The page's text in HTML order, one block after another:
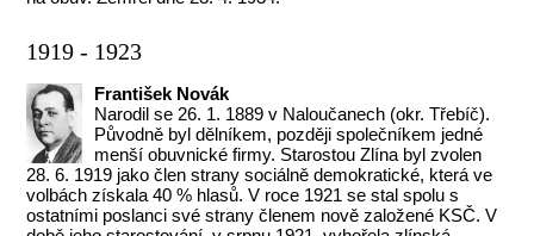
1919 - 1923
František Novák
Narodil se 26. 1. 1889 v Naloučanech (okr. Třebíč).
Původně byl dělníkem, později společníkem jedné
menší obuvnické firmy. Starostou Zlína byl zvolen
28. 6. 1919 jako člen strany sociálně demokratické, která ve
volbách získala 40 % hlasů. V roce 1921 se stal spolu s
ostatními poslanci své strany členem nově založené KSČ. V